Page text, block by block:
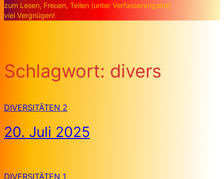
zum Lesen, Freuen, Teilen (unter Verfasserangabe)
viel Vergnügen!
Schlagwort: divers
DIVERSITÄTEN 2
20. Juli 2025
DIVERSITÄTEN 1